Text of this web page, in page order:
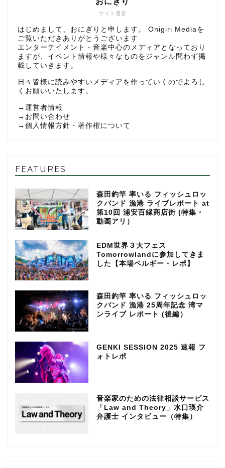
サイト運営
はじめまして、おにぎりと申します。 Onigiri Mediaを
ご覧いただきありがとうございます
エンターテイメント・音楽中心のメディアとなっており
ますが、イベント情報や様々なものをジャンル問わず掲
載していきます。
日々皆様に読みやすいメディアを作っていくのでよろし
くお願いいたします。
→ 運営者情報
→ お問い合わせ
→ 個人情報方針・著作権について
FEATURES
森田釣竿 率いる フィッシュロッ
クバンド 漁港 ライブレポート at
第10回 浦安百縁商店街 (特集・
動画アリ）
EDM世界３大フェス
Tomorrowlandに参加してきま
した【本場ベルギー・レポ】
森田釣竿 率いる フィッシュロッ
クバンド 漁港 25周年記念 湾マ
ンライブ レポート (後編）
GENKI SESSION 2025 速報 フ
ォトレポ
音楽家のための法律相談サービス
「Law and Theory」水口瑛介
弁護士 インタビュー（特集）